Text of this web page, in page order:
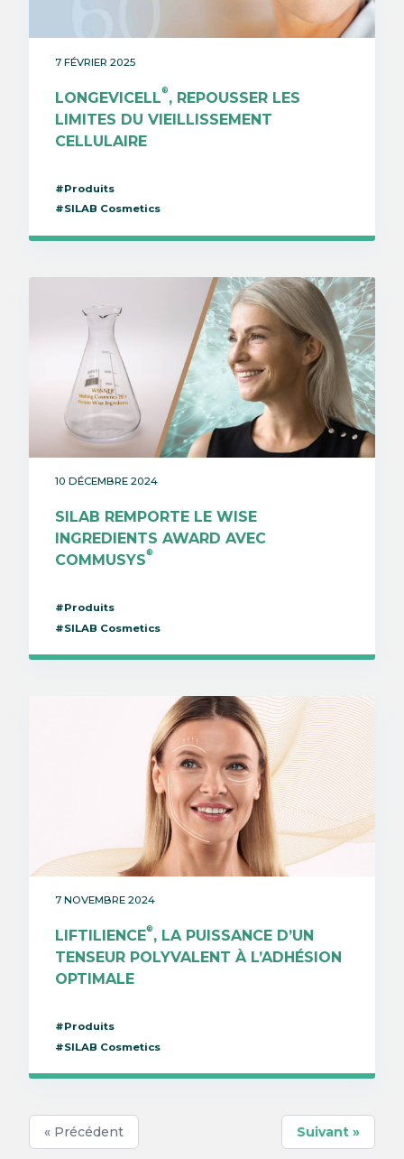
7 FÉVRIER 2025
LONGEVICELL®, REPOUSSER LES
LIMITES DU VIEILLISSEMENT
CELLULAIRE
#Produits
#SILAB Cosmetics
10 DÉCEMBRE 2024
SILAB REMPORTE LE WISE
INGREDIENTS AWARD AVEC
COMMUSYS®
#Produits
#SILAB Cosmetics
7 NOVEMBRE 2024
LIFTILIENCE®, LA PUISSANCE D’UN
TENSEUR POLYVALENT À L’ADHÉSION
OPTIMALE
#Produits
#SILAB Cosmetics
« Précédent Suivant »